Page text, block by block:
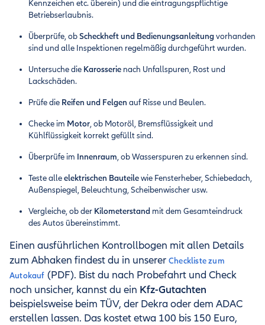
Kennzeichen etc. überein) und die eintragungspflichtige
Betriebserlaubnis.
Überprüfe, obScheckheft und Bedienungsanleitungvorhanden
sind und alle Inspektionen regelmäßig durchgeführt wurden.
Untersuche die Karosserie nach Unfallspuren, Rost und
Lackschäden.
Prüfe die Reifen und Felgen auf Risse und Beulen.
Checke im Motor, ob Motoröl, Bremsflüssigkeit und
Kühlflüssigkeit korrekt gefüllt sind.
Überprüfe im Innenraum, ob Wasserspuren zu erkennen sind.
Teste alleelektrischen Bauteilewie Fensterheber, Schiebedach,
Außenspiegel, Beleuchtung, Scheibenwischer usw.
Vergleiche, ob der Kilometerstand mit dem Gesamteindruck
des Autos übereinstimmt.
Einen ausführlichen Kontrollbogen mit allen Details
zum Abhaken findest du in unserer Checkliste zum
Autokauf (PDF). Bist du nach Probefahrt und Check
noch unsicher, kannst du ein Kfz-Gutachten
beispielsweise beim TÜV, der Dekra oder dem ADAC
erstellen lassen. Das kostet etwa 100 bis 150 Euro,